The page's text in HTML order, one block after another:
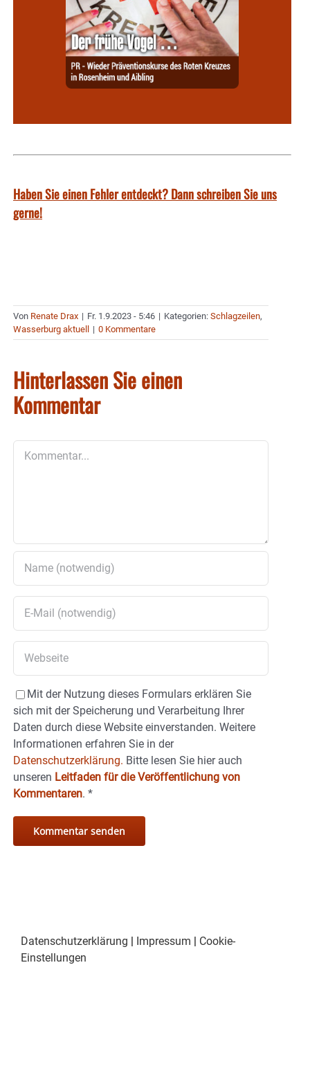
Haben Sie einen Fehler entdeckt? Dann schreiben Sie uns
gerne!
Von Renate Drax | Fr. 1.9.2023 - 5:46 | Kategorien: Schlagzeilen,
Wasserburg aktuell
| 0 Kommentare
Hinterlassen Sie einen
Kommentar
Mit der Nutzung dieses Formulars erklären Sie
sich mit der Speicherung und Verarbeitung Ihrer
Daten durch diese Website einverstanden. Weitere
Informationen erfahren Sie in der
Datenschutzerklärung. Bitte lesen Sie hier auch
unseren Leitfaden für die Veröffentlichung von
Kommentaren. *
Datenschutzerklärung | Impressum | Cookie-
Einstellungen